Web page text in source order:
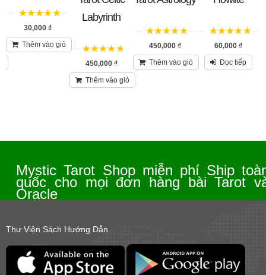
trên 5
30,000 ₫
Thêm vào giỏ
Labyrinth
trên 5
450,000 ₫
Thêm vào giỏ
trên 5
450,000 ₫
Thêm vào giỏ
trên 5
60,000 ₫
Đọc tiếp
Mystic Tarot Shop miễn phí Ship
quốc cho mọi đơn hàng bài Tarot
Oracle
Thư Viện Sách Hướng Dẫn